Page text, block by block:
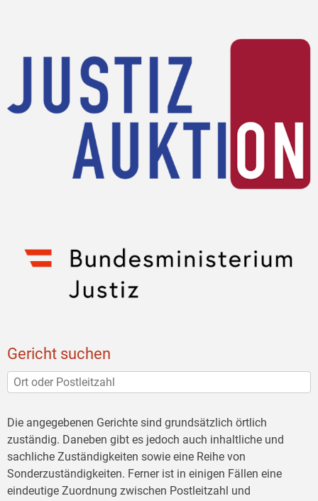
Gericht suchen
Die angegebenen Gerichte sind grundsätzlich örtlich
zuständig. Daneben gibt es jedoch auch inhaltliche und
sachliche Zuständigkeiten sowie eine Reihe von
Sonderzuständigkeiten. Ferner ist in einigen Fällen eine
eindeutige Zuordnung zwischen Postleitzahl und